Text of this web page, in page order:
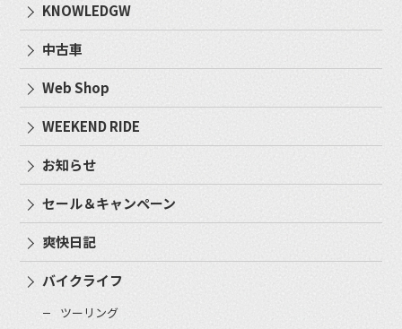
KNOWLEDGW
中古車
Web Shop
WEEKEND RIDE
お知らせ
セール＆キャンペーン
爽快日記
バイクライフ
ツーリング